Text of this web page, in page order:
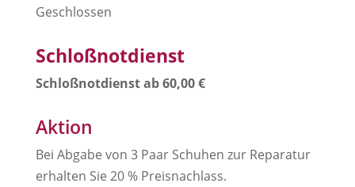
Geschlossen
Schloßnotdienst
Schloßnotdienst ab 60,00 €
Aktion
Bei Abgabe von 3 Paar Schuhen zur Reparatur
erhalten Sie 20 % Preisnachlass.